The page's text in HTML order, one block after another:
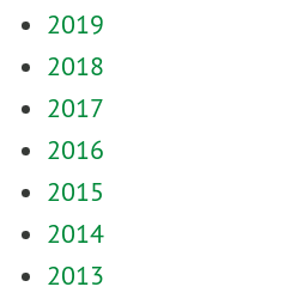
2019
2018
2017
2016
2015
2014
2013